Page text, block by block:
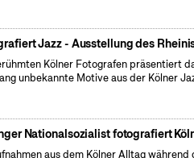
Jazz - Ausstellung des
Kölner Fotografen präsentiert
unbekannte Motive aus der Kölner
Nationalsozialist fotografiert
aus dem Kölner Alltag während